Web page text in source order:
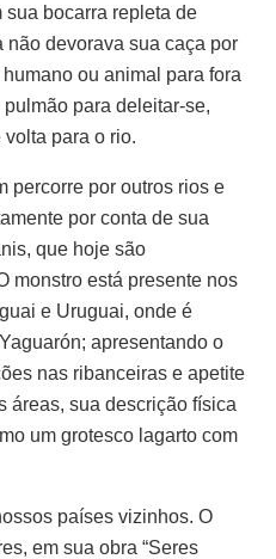
sua bocarra repleta de
não devorava sua caça por
ou animal para fora
para deleitar-se,
para o rio.
percorre por outros rios e
por conta de sua
que hoje são
monstro está presente nos
e Uruguai, onde é
apresentando o
nas ribanceiras e apetite
áreas, sua descrição física
um grotesco lagarto com
países vizinhos. O
em sua obra “Seres